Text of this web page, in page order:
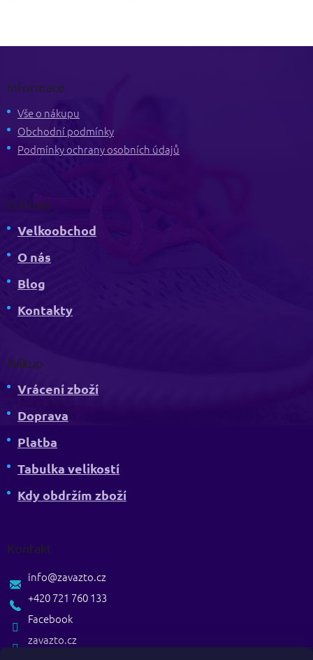
Informace
Vše o nákupu
Obchodní podmínky
Podmínky ochrany osobních údajů
O firmě
Velkoobchod
O nás
Blog
Kontakty
Nákup
Vrácení zboží
Doprava
Platba
Tabulka velikostí
Kdy obdržím zboží
Kontakt
zavazto.cz
info@zavazto.cz
+420 721 760 133
Facebook